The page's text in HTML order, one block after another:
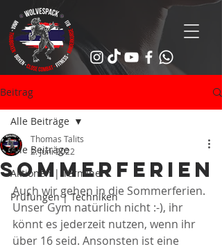
Beitrag
Alle Beiträge
Aktionen | Termine
Prüfungen | Techniken
Alle Beiträge
Sommerferien
Thomas Talits
2. Juni 2022
Auch wir gehen in die Sommerferien.
Unser Gym natürlich nicht :-), ihr
könnt es jederzeit nutzen, wenn ihr
über 16 seid. Ansonsten ist eine